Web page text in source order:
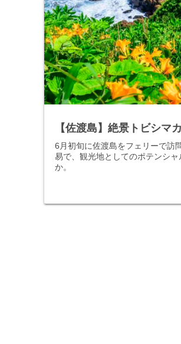
【佐渡島】絶景トビシマ
6月初旬に佐渡島をフェリーで訪
易で、観光地としてのポテンシ
か。